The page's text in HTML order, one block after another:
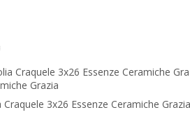
Grazia
3x26 Essenze Ceramiche Grazia